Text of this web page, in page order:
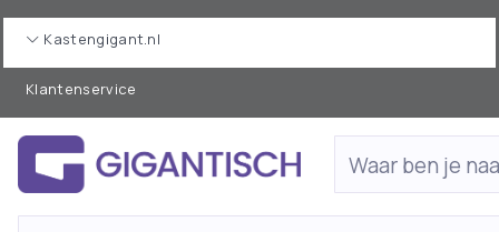
Kastengigant.nl
Klantenservice